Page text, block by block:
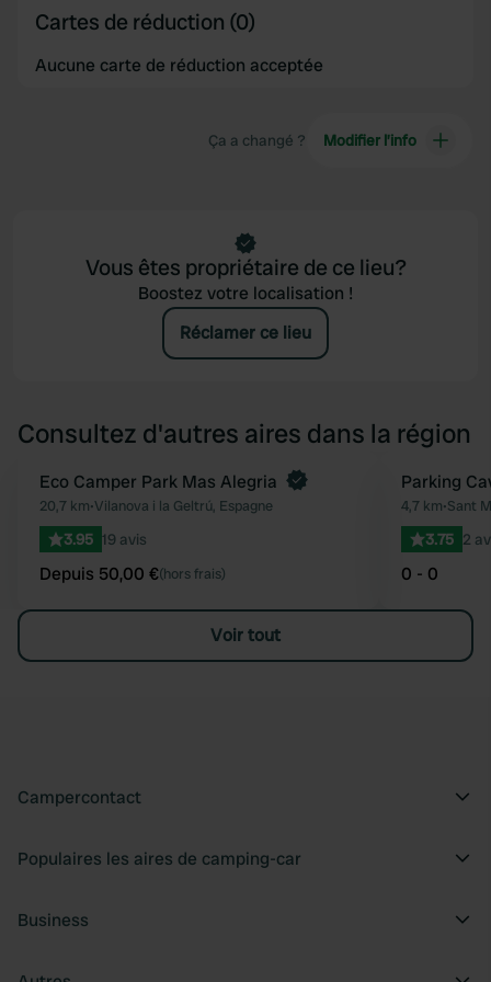
Cartes de réduction (0)
Aucune carte de réduction acceptée
Ça a changé ? Modifier l’info
Vous êtes propriétaire de ce lieu?
Boostez votre localisation !
Réclamer ce lieu
Consultez d'autres aires dans la région
Préféré
Reserve maintenant
Eco Camper Park Mas Alegria
20,7 km•Vilanova i la Geltrú, Espagne
3.95 19 avis
Depuis 50,00 €(hors frais)
Parking
4,7 km•Sant
3.75 2
0 - 0
Voir tout
Campercontact
Populaires les aires de camping-car
Business